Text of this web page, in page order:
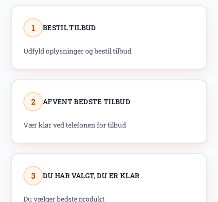
1 BESTIL TILBUD
Udfyld oplysninger og bestil tilbud
2 AFVENT BEDSTE TILBUD
Vær klar ved telefonen for tilbud
3 DU HAR VALGT, DU ER KLAR
Du vælger bedste produkt